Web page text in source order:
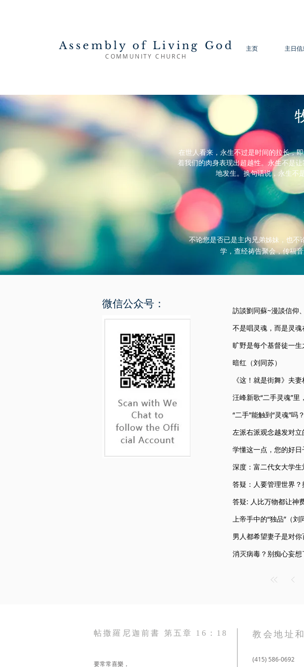
Assembly of Living God
COMMUNITY CHURCH
主页 主日信
在世人看来，永生不过是时间的拉长，
着我们的肉身表现出超越性。永生不是
地发生。换句话说，永生不
不论您是否已是主内兄弟姊妹，也不
学，查经祷告聚会，传福
​微信公众号：
訪談劉同蘇~漫談信仰
不是唱灵魂，而是灵
旷野是每个基督徒一生
暗红（刘同苏）
《这！就是街舞》夫
汪峰新歌“二手灵魂”里
“二手”能触到“灵魂”吗？
左派右派观念越发对立
学懂这一点，您的好日
深度：富二代女大学
答疑：人要管理世界
答疑: 人比万物都让神
上帝手中的“独品”（刘
男人都希望妻子是对
消灭病毒？别痴心妄
帖撒羅尼迦前書 第五章 16：18
要常常喜樂，
教会地址
(415) 586-0692